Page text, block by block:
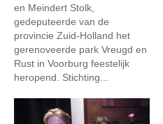
en Meindert Stolk,
gedeputeerde van de
provincie Zuid-Holland het
gerenoveerde park Vreugd en
Rust in Voorburg feestelijk
heropend. Stichting...